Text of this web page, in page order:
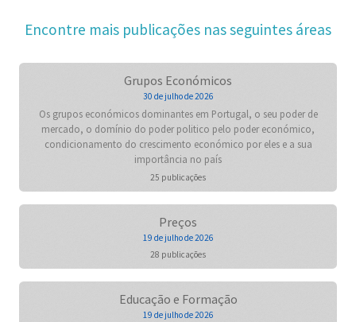
Encontre mais publicações nas seguintes áreas
Grupos Económicos
30 de julho de 2026
Os grupos económicos dominantes em Portugal, o seu poder de
mercado, o domínio do poder politico pelo poder económico,
condicionamento do crescimento económico por eles e a sua
importância no país
25 publicações
Preços
19 de julho de 2026
28 publicações
Educação e Formação
19 de julho de 2026